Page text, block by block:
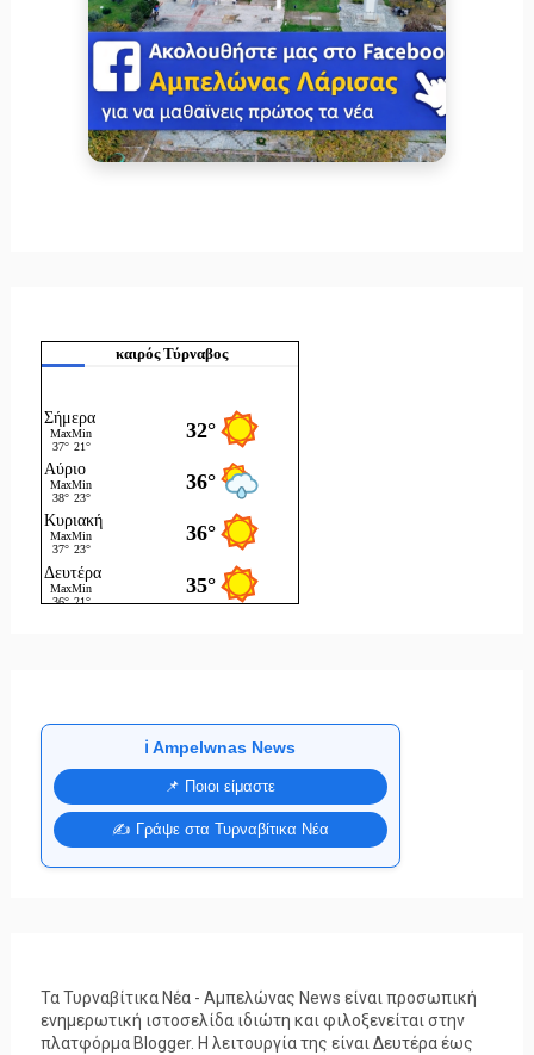
καιρός Τύρναβος
ℹ️ Ampelwnas News
📌 Ποιοι είμαστε
✍️ Γράψε στα Τυρναβίτικα Νέα
Τα Τυρναβίτικα Νέα - Αμπελώνας News είναι προσωπική
ενημερωτική ιστοσελίδα ιδιώτη και φιλοξενείται στην
πλατφόρμα Blogger. Η λειτουργία της είναι Δευτέρα έως